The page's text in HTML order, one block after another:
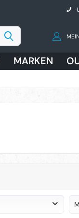
MARKEN